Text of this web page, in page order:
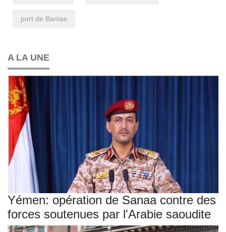
port de Banias
A LA UNE
Yémen: opération de Sanaa contre des
forces soutenues par l'Arabie saoudite